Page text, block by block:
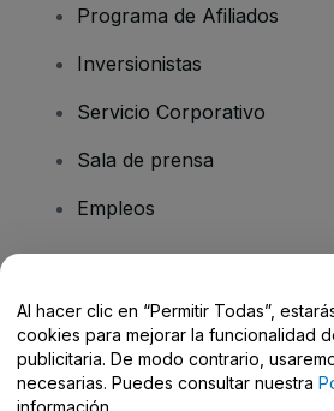
Programa de Afiliados
Inversionistas
Servicio Corporativo
Sala de prensa
Empleos
Centro de Ayuda / Contacto
Al hacer clic en “Permitir Todas”,
cookies para mejorar la funcionalidad
publicitaria. De modo contrario,
necesarias. Puedes consultar nuestra
información.